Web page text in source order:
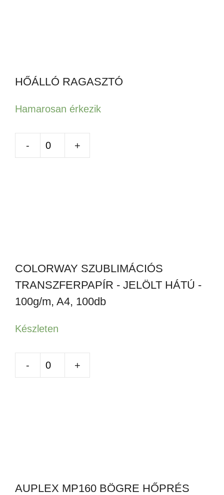
HŐÁLLÓ RAGASZTÓ
Hamarosan érkezik
COLORWAY SZUBLIMÁCIÓS
TRANSZFERPAPÍR - JELÖLT HÁTÚ -
100g/m, A4, 100db
Készleten
AUPLEX MP160 BÖGRE HŐPRÉS